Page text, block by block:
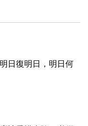
日復明日，明日何